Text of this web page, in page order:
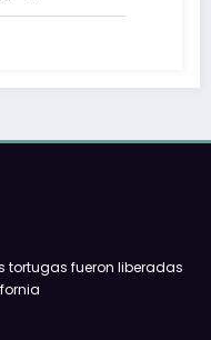
destino
tortugas fueron liberadas